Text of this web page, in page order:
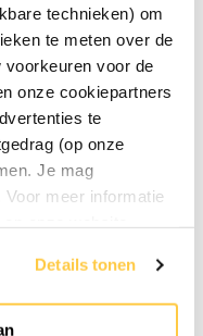
technieken) om
te meten over de
voor de
onze cookiepartners
te
(op onze
Je mag
meer informatie
Details tonen
n’a pas d’employés.
). Par conséquent, les
les contribuables